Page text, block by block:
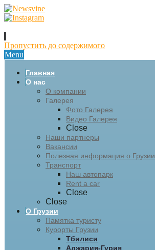
Пропустить до содержимого
Menu
Главная
О нас
О компании
Галерея
Фото Галерея
Видео Галерея
Close
Наши партнеры
Вакансии
Полезная информация о Грузии
Транспорт
Наш автопарк
Rent a car
Close
Close
О Грузии
Памятка туристу
Курорты Грузии
Тбилиси
Аджария-Гурия